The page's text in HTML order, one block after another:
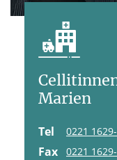
Marien
Tel 0221
Fax 0221